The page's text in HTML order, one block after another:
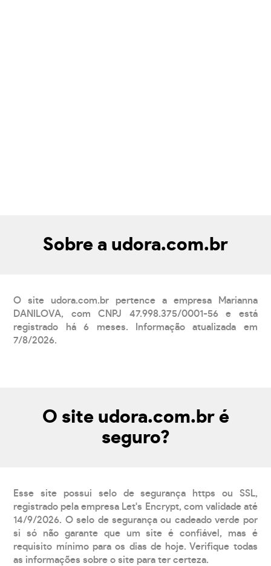
Sobre a udora.com.br
O site udora.com.br pertence a empresa Marianna
DANILOVA, com CNPJ 47.998.375/0001-56 e está
registrado há 6 meses. Informação atualizada em
7/8/2026.
O site udora.com.br é
seguro?
Esse site possui selo de segurança https ou SSL,
registrado pela empresa Let's Encrypt, com validade até
14/9/2026. O selo de segurança ou cadeado verde por
si só não garante que um site é confiável, mas é
requisito mínimo para os dias de hoje. Verifique todas
as informações sobre o site para ter certeza.